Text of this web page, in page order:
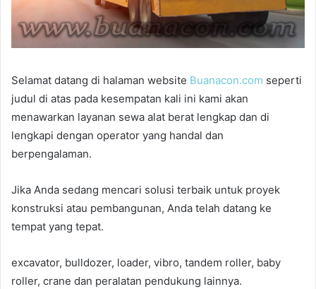
Selamat datang di halaman website Buanacon.com seperti
judul di atas pada kesempatan kali ini kami akan
menawarkan layanan sewa alat berat lengkap dan di
lengkapi dengan operator yang handal dan
berpengalaman.
Jika Anda sedang mencari solusi terbaik untuk proyek
konstruksi atau pembangunan, Anda telah datang ke
tempat yang tepat.
excavator, bulldozer, loader, vibro, tandem roller, baby
roller, crane dan peralatan pendukung lainnya.